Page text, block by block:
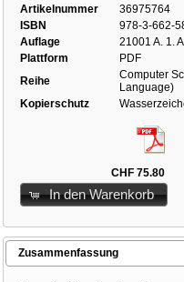
Artikelnummer
36975764
ISBN
978-3-662-
Auflage
21001 A. 1.
Plattform
PDF
Reihe
Computer
Language)
Kopierschutz
CHF 75.80
In den Warenkorb
Zusammenfassung